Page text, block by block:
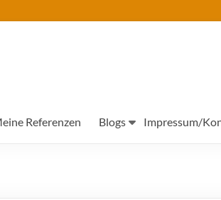
Referenzen Blogs Impressum/